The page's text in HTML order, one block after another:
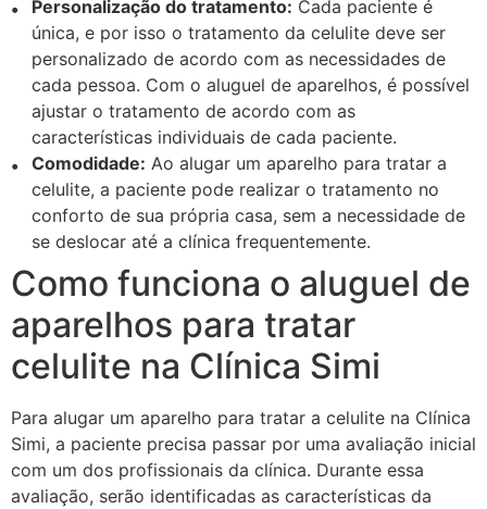
Personalização do tratamento: Cada paciente é
única, e por isso o tratamento da celulite deve ser
personalizado de acordo com as necessidades de
cada pessoa. Com o aluguel de aparelhos, é possível
ajustar o tratamento de acordo com as
características individuais de cada paciente.
Comodidade: Ao alugar um aparelho para tratar a
celulite, a paciente pode realizar o tratamento no
conforto de sua própria casa, sem a necessidade de
se deslocar até a clínica frequentemente.
Como funciona o aluguel de
aparelhos para tratar
celulite na Clínica Simi
Para alugar um aparelho para tratar a celulite na Clínica
Simi, a paciente precisa passar por uma avaliação inicial
com um dos profissionais da clínica. Durante essa
avaliação, serão identificadas as características da